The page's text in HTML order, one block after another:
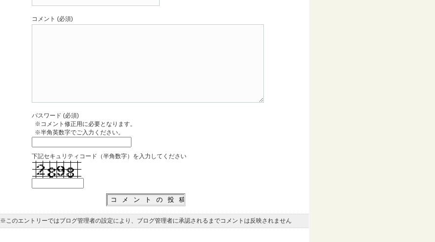
コメント (必須)
パスワード (必須)
※コメント修正用に必要となります。
※半角英数字でご入力ください。
下記セキュリティコード（半角数字）を入力してください
※このエントリーではブログ管理者の設定により、ブログ管理者に承認されるまでコメントは反映されません